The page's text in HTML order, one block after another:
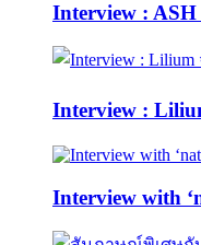
Interview :
Interview :
Interview with